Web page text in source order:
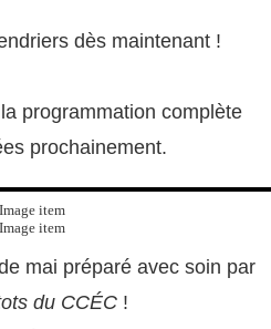
dès maintenant !
programmation complète
prochainement.
mai préparé avec soin par
du CCÉC !